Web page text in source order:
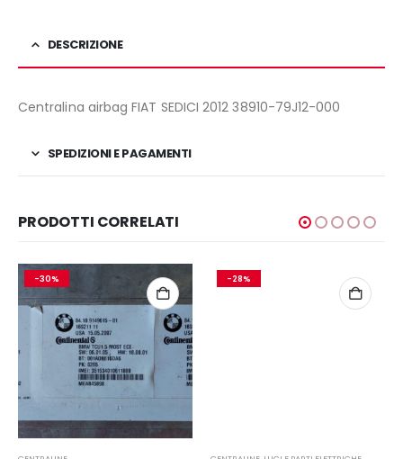
DESCRIZIONE
Centralina airbag FIAT SEDICI 2012 38910-79J12-000
SPEDIZIONI E PAGAMENTI
PRODOTTI CORRELATI
-30% -28%